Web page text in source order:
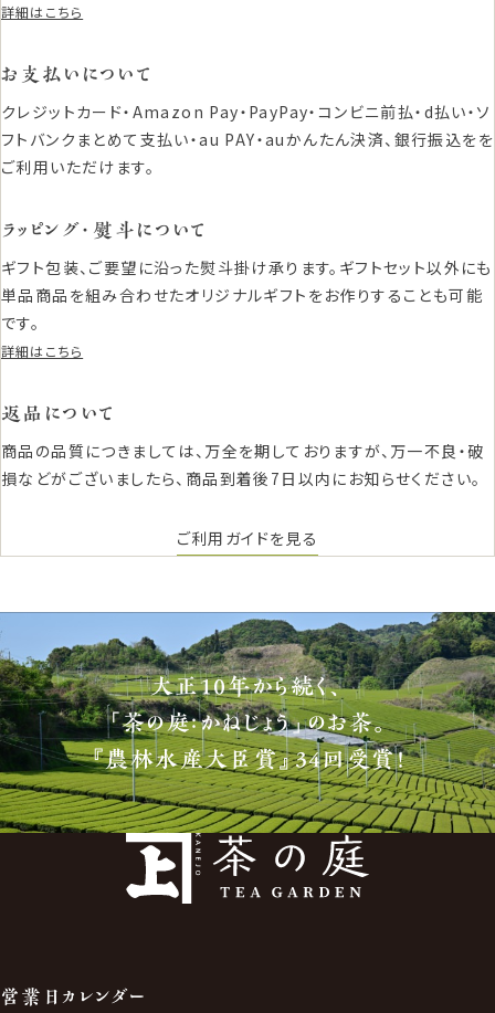
詳細はこちら
お支払いについて
クレジットカード・Amazon Pay・PayPay・コンビニ前払・d払い・ソ
フトバンクまとめて支払い・au PAY・auかんたん決済、銀行振込をを
ご利用いただけます。
ラッピング・熨斗について
ギフト包装、ご要望に沿った熨斗掛け承ります。ギフトセット以外にも
単品商品を組み合わせたオリジナルギフトをお作りすることも可能
です。
詳細はこちら
返品について
商品の品質につきましては、万全を期しておりますが、万一不良・破
損などがございましたら、商品到着後7日以内にお知らせください。
ご利用ガイドを見る
大正10年から続く、
「茶の庭：かねじょう」のお茶。
『農林水産大臣賞』34回受賞！
営業日カレンダー